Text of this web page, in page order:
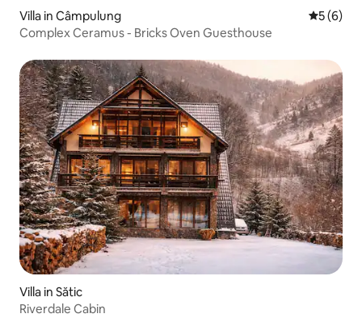
Villa in Câmpulung
5 (6)
Complex Ceramus - Bricks Oven Guesthouse
Villa in Sătic
Riverdale Cabin